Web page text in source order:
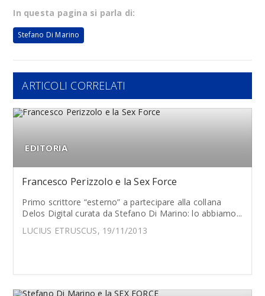
In questa pagina si parla di:
Stefano Di Marino
ARTICOLI CORRELATI
EDITORIA
Francesco Perizzolo e la Sex Force
Primo scrittore “esterno” a partecipare alla collana
Delos Digital curata da Stefano Di Marino: lo abbiamo...
LUCIUS ETRUSCUS, 19/11/2013